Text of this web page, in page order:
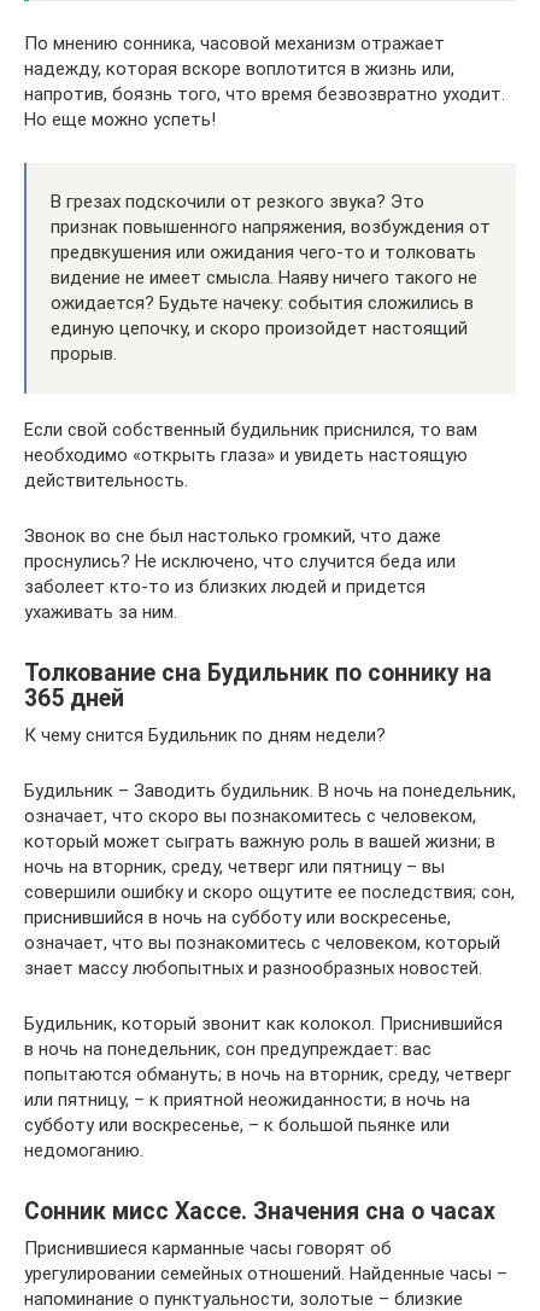
По мнению сонника, часовой механизм отражает
надежду, которая вскоре воплотится в жизнь или,
напротив, боязнь того, что время безвозвратно уходит.
Но еще можно успеть!
В грезах подскочили от резкого звука? Это
признак повышенного напряжения, возбуждения от
предвкушения или ожидания чего-то и толковать
видение не имеет смысла. Наяву ничего такого не
ожидается? Будьте начеку: события сложились в
единую цепочку, и скоро произойдет настоящий
прорыв.
Если свой собственный будильник приснился, то вам
необходимо «открыть глаза» и увидеть настоящую
действительность.
Звонок во сне был настолько громкий, что даже
проснулись? Не исключено, что случится беда или
заболеет кто-то из близких людей и придется
ухаживать за ним.
Толкование сна Будильник по соннику на
365 дней
К чему снится Будильник по дням недели?
Будильник – Заводить будильник. В ночь на понедельник,
означает, что скоро вы познакомитесь с человеком,
который может сыграть важную роль в вашей жизни; в
ночь на вторник, среду, четверг или пятницу – вы
совершили ошибку и скоро ощутите ее последствия; сон,
приснившийся в ночь на субботу или воскресенье,
означает, что вы познакомитесь с человеком, который
знает массу любопытных и разнообразных новостей.
Будильник, который звонит как колокол. Приснившийся
в ночь на понедельник, сон предупреждает: вас
попытаются обмануть; в ночь на вторник, среду, четверг
или пятницу, – к приятной неожиданности; в ночь на
субботу или воскресенье, – к большой пьянке или
недомоганию.
Сонник мисс Хассе. Значения сна о часах
Приснившиеся карманные часы говорят об
урегулировании семейных отношений. Найденные часы –
напоминание о пунктуальности, золотые – близкие